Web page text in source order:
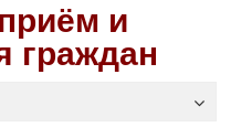
и
граждан